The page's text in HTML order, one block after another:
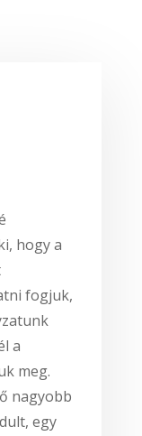
hogy a
fogjuk,
a
meg.
nagyobb
egy